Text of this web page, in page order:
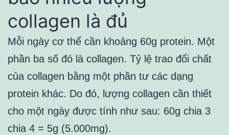
collagen là đủ
Mỗi ngày cơ thể cần khoảng 60g protein. Một
phần ba số đó là collagen. Tỷ lệ trao đổi chất
của collagen bằng một phần tư các dạng
protein khác. Do đó, lượng collagen cần thiết
cho một ngày được tính như sau: 60g chia 3
chia 4 = 5g (5.000mg).